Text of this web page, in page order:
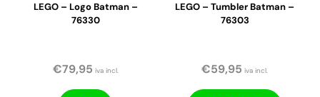
LEGO – Logo Batman –
76330
€79,95 iva incl.
LEGO – Tumbler Batman –
76303
€59,95 iva incl.